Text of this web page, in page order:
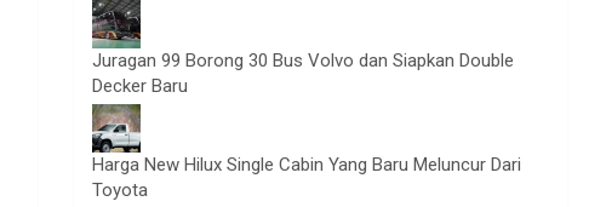
Juragan 99 Borong 30 Bus Volvo dan Siapkan Double
Decker Baru
Harga New Hilux Single Cabin Yang Baru Meluncur Dari
Toyota